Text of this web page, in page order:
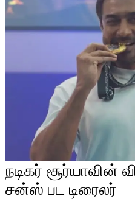
நடிகர்
சன்ஸ் பட டிரைலர்